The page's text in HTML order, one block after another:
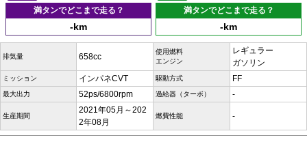
満タンでどこまで走る？
-km
満タンでどこまで走る？
-km
排気量 658cc
使用燃料
エンジン
レギュラー
ガソリン
ミッション インパネCVT 駆動方式 FF
最大出力 52ps/6800rpm 過給器（ターボ） -
生産期間
2021年05月～202
2年08月
燃費性能 -